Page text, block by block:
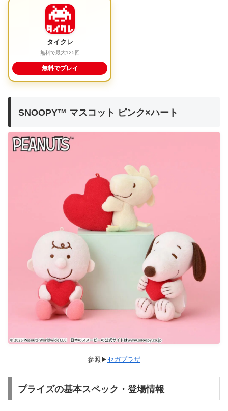
タイクレ
無料で最大125回
無料でプレイ
SNOOPY™ マスコット ピンク×ハート
セガプラザ
プライズの基本スペック・登場情報